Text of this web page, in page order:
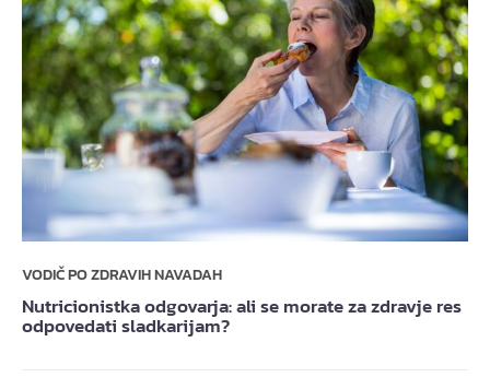
VODIČ PO ZDRAVIH NAVADAH
Nutricionistka odgovarja: ali se morate za zdravje res
odpovedati sladkarijam?